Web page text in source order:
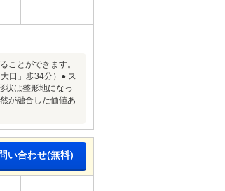
ことができます。
口」歩34分）● ス
状は整形地になっ
が融合した価値あ
い合わせ(無料)